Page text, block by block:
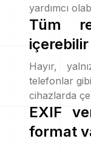
yardımcı
Tüm
içerebilir
Hayır,
telefonlar
cihazlarda
EXIF
format